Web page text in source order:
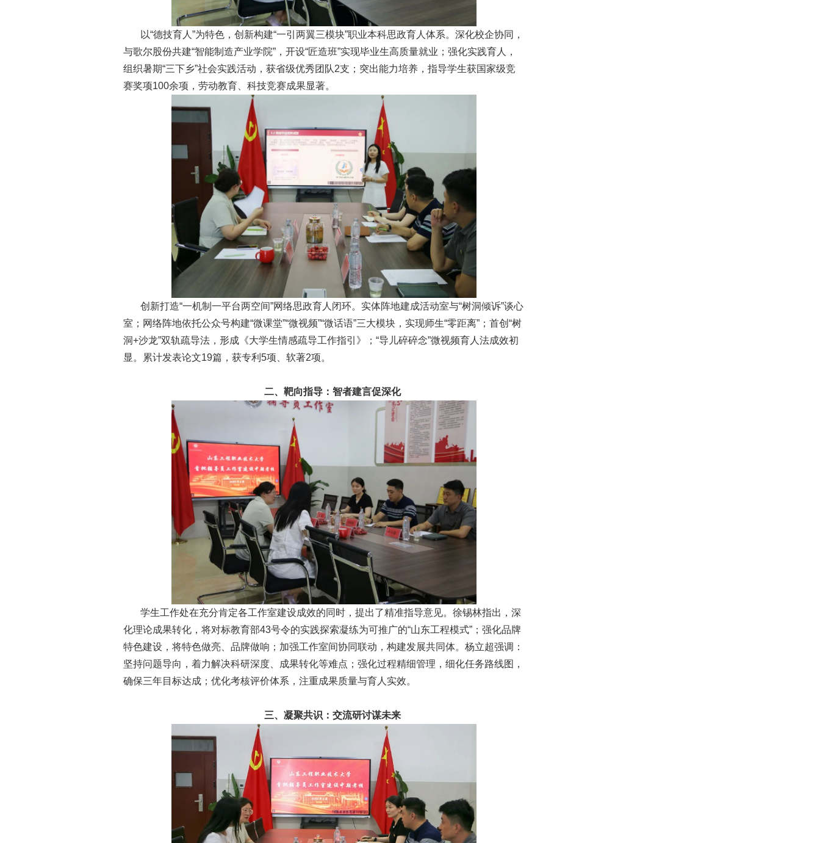
以“德技育人”为特色，创新构建“一引两翼三模块”职业本科思政育人体系。深化校企协同，
与歌尔股份共建“智能制造产业学院”，开设“匠造班”实现毕业生高质量就业；强化实践育人，
组织暑期“三下乡”社会实践活动，获省级优秀团队2支；突出能力培养，指导学生获国家级竞
赛奖项100余项，劳动教育、科技竞赛成果显著。
创新打造“一机制一平台两空间”网络思政育人闭环。实体阵地建成活动室与“树洞倾诉”谈心
室；网络阵地依托公众号构建“微课堂”“微视频”“微话语”三大模块，实现师生“零距离”；首创“树
洞+沙龙”双轨疏导法，形成《大学生情感疏导工作指引》；“导儿碎碎念”微视频育人法成效初
显。累计发表论文19篇，获专利5项、软著2项。
二、靶向指导：智者建言促深化
学生工作处在充分肯定各工作室建设成效的同时，提出了精准指导意见。徐锡林指出，深
化理论成果转化，将对标教育部43号令的实践探索凝练为可推广的“山东工程模式”；强化品牌
特色建设，将特色做亮、品牌做响；加强工作室间协同联动，构建发展共同体。杨立超强调：
坚持问题导向，着力解决科研深度、成果转化等难点；强化过程精细管理，细化任务路线图，
确保三年目标达成；优化考核评价体系，注重成果质量与育人实效。
三、凝聚共识：交流研讨谋未来